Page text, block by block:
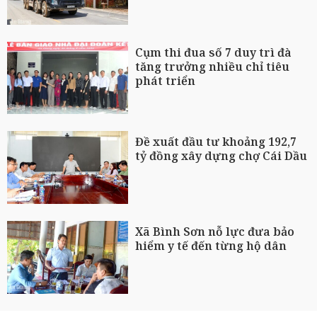
Cụm thi đua số 7 duy trì đà
tăng trưởng nhiều chỉ tiêu
phát triển
Đề xuất đầu tư khoảng 192,7
tỷ đồng xây dựng chợ Cái Dầu
Xã Bình Sơn nỗ lực đưa bảo
hiểm y tế đến từng hộ dân